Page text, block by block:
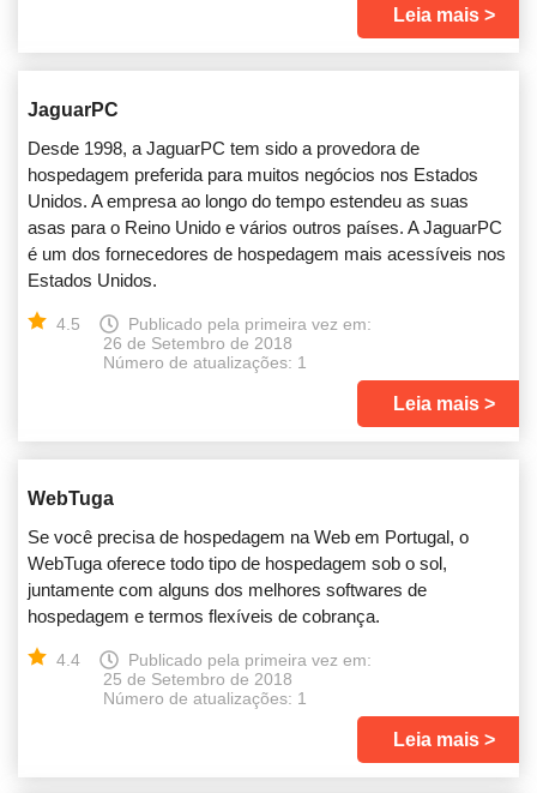
Leia mais
JaguarPC
Desde 1998, a JaguarPC tem sido a provedora de
hospedagem preferida para muitos negócios nos Estados
Unidos. A empresa ao longo do tempo estendeu as suas
asas para o Reino Unido e vários outros países. A JaguarPC
é um dos fornecedores de hospedagem mais acessíveis nos
Estados Unidos.
4.5
Publicado pela primeira vez em:
26 de Setembro de 2018
Número de atualizações: 1
Leia mais
WebTuga
Se você precisa de hospedagem na Web em Portugal, o
WebTuga oferece todo tipo de hospedagem sob o sol,
juntamente com alguns dos melhores softwares de
hospedagem e termos flexíveis de cobrança.
4.4
Publicado pela primeira vez em:
25 de Setembro de 2018
Número de atualizações: 1
Leia mais